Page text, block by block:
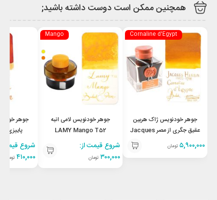
همچنین ممکن است دوست داشته باشید;
Cornaline d'Egypt
جوهر خودنویس ژاک هربین
عقیق جگری از مصر Jacques
Herbin Cornaline d’Egypt
۵,۹۰۰,۰۰۰ تومان
Mango
جوهر خودنویس لامی انبه
LAMY Mango T52
شروع قیمت از:
۳۰۰,۰۰۰ تومان
جوهر
شروع قیمت
۴۱۰,۰۰۰ تومان